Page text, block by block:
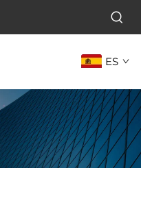
ES